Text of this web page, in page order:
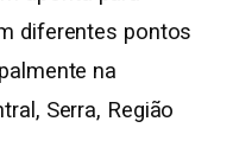
diferentes pontos
na
Serra, Região